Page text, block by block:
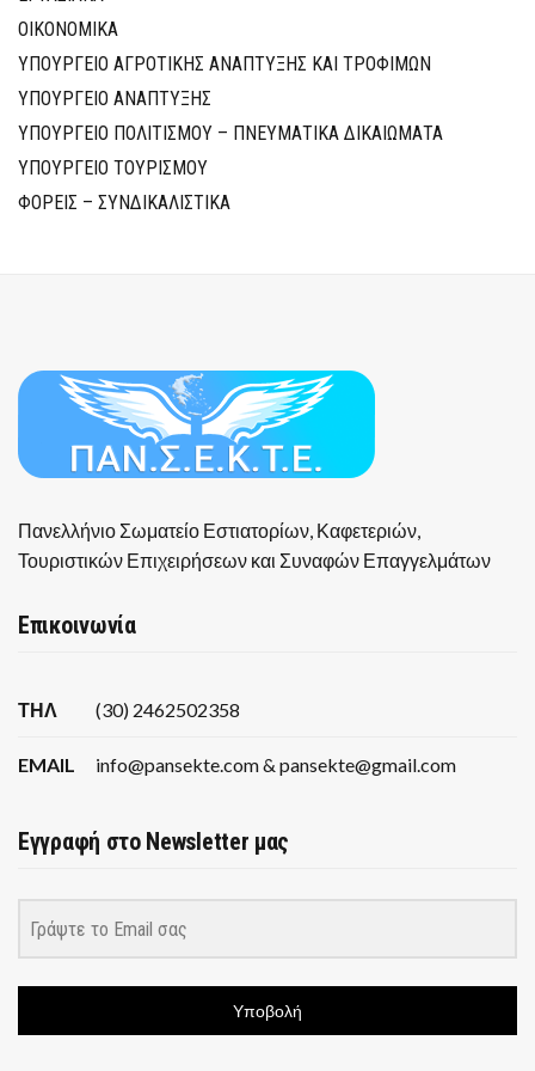
ΟΙΚΟΝΟΜΙΚΑ
ΥΠΟΥΡΓΕΙΟ ΑΓΡΟΤΙΚΗΣ ΑΝΑΠΤΥΞΗΣ ΚΑΙ ΤΡΟΦΙΜΩΝ
ΥΠΟΥΡΓΕΙΟ ΑΝΑΠΤΥΞΗΣ
ΥΠΟΥΡΓΕΙΟ ΠΟΛΙΤΙΣΜΟΥ – ΠΝΕΥΜΑΤΙΚΑ ΔΙΚΑΙΩΜΑΤΑ
ΥΠΟΥΡΓΕΙΟ ΤΟΥΡΙΣΜΟΥ
ΦΟΡΕΙΣ – ΣΥΝΔΙΚΑΛΙΣΤΙΚΑ
Πανελλήνιο Σωματείο Εστιατορίων, Καφετεριών,
Τουριστικών Επιχειρήσεων και Συναφών Επαγγελμάτων
Επικοινωνία
ΤΗΛ (30) 2462502358
EMAIL info@pansekte.com & pansekte@gmail.com
Εγγραφή στο Newsletter μας
Υποβολή